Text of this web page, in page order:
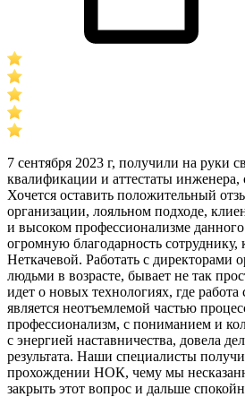
7 сентября 2023 г, получили на руки
квалификации и аттестаты
Хочется оставить положительный
организации, лояльном подходе,
и высоком профессионализме
огромную благодарность
Неткачевой. Работать с директорами
людьми в возрасте, бывает не так
идет о новых технологиях, где
является неотъемлемой частью
профессионализм, с пониманием и
с энергией наставничества, довела
результата. Наши специалисты
прохождении НОК, чему мы
закрыть этот вопрос и дальше